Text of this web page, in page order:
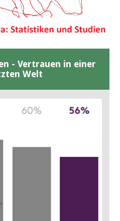
- Vertrauen in einer
Welt